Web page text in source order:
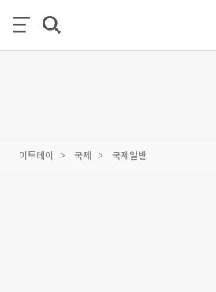
이투데이 국제 국제일반